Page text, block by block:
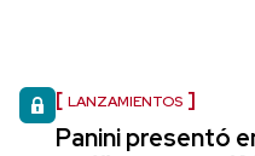
LANZAMIENTOS
Panini presentó